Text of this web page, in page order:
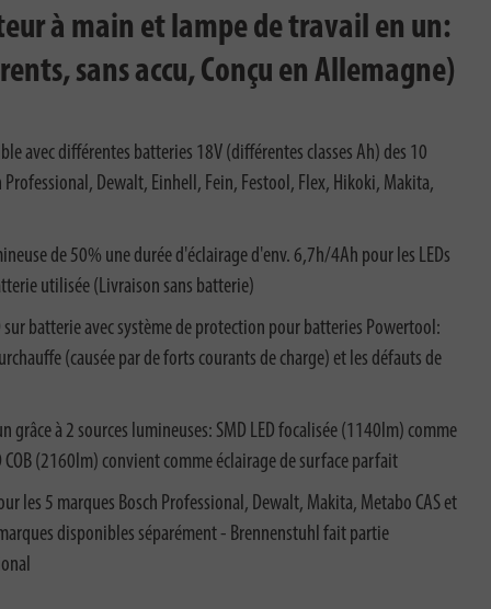
à main et lampe de travail en un:
sans accu, Conçu en Allemagne)
avec différentes batteries 18V (différentes classes Ah) des 10
Dewalt, Einhell, Fein, Festool, Flex, Hikoki, Makita,
de 50% une durée d'éclairage d'env. 6,7h/4Ah pour les LEDs
utilisée (Livraison sans batterie)
batterie avec système de protection pour batteries Powertool:
(causée par de forts courants de charge) et les défauts de
grâce à 2 sources lumineuses: SMD LED focalisée (1140lm) comme
(2160lm) convient comme éclairage de surface parfait
les 5 marques Bosch Professional, Dewalt, Makita, Metabo CAS et
disponibles séparément - Brennenstuhl fait partie